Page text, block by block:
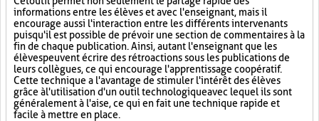
informations entre les élèves et avec l'enseignant, mais il
encourage aussi l'interaction entre les différents intervenants
puisqu'il est possible de prévoir une section de commentaires à la
fin de chaque publication. Ainsi, autant l'enseignant que les
élèves peuvent écrire des rétroactions sous les publications de
leurs collègues, ce qui encourage l'apprentissage coopératif.
Cette technique a l'avantage de stimuler l'intérêt des élèves
grâce à l'utilisation d'un outil technologique avec lequel ils sont
généralement à l'aise, ce qui en fait une technique rapide et
facile à mettre en place.